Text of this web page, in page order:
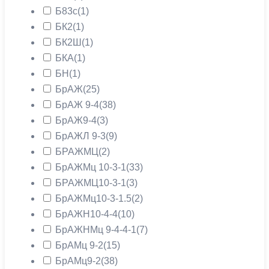
Б83с(1)
БК2(1)
БК2Ш (1)
БКА(1)
БН (1)
БрАЖ(25)
БрАЖ 9-4(38)
БрАЖ9-4(3)
БрАЖЛ 9-3(9)
БРАЖМЦ (2)
БрАЖМц 10-3-1(33)
БРАЖМЦ10-3-1(3)
БрАЖМц10-3-1.5(2)
БрАЖН10-4-4(10)
БрАЖНМц 9-4-4-1(7)
БрАМц 9-2(15)
БрАМц9-2(38)